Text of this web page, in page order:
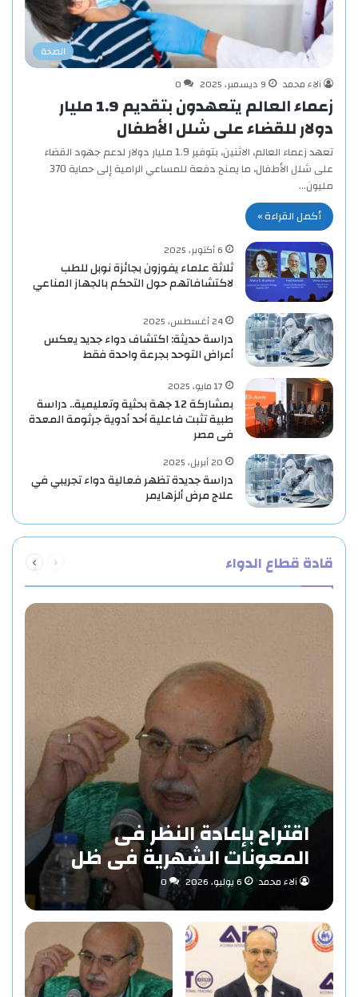
الصحة
آلاء محمد
9 ديسمبر، 2025 0
زعماء العالم يتعهدون بتقديم 1.9 مليار
دولار للقضاء على شلل الأطفال
تعهد زعماء العالم، الاثنين، بتوفير 1.9 مليار دولار لدعم جهود القضاء
على شلل الأطفال، ما يمنح دفعة للمساعي الرامية إلى حماية 370
مليون…
أكمل القراءة »
6 أكتوبر، 2025
ثلاثة علماء يفوزون بجائزة نوبل للطب
لاكتشافاتهم حول التحكم بالجهاز المناعي
24 أغسطس، 2025
دراسة حديثة: اكتشاف دواء جديد يعكس
أعراض التوحد بجرعة واحدة فقط
17 مايو، 2025
بمشاركة 12 جهة بحثية وتعليمية.. دراسة
طبية تثبت فاعلية أحد أدوية جرثومة المعدة
فى مصر
20 أبريل، 2025
دراسة جديدة تظهر فعالية دواء تجريبي في
علاج مرض ألزهايمر
قادة قطاع الدواء الصفحةالصفحة
اقتراح بإعادة النظر فى
المعونات الشهرية فى ظل
مفهوم الاستدامة بقلم «د/
حاتم عبد المنعم احمد»
آلاء محمد 6 يوليو، 2026 0